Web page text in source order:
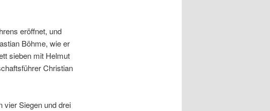
eröffnet, und
Böhme, wie er
sieben mit Helmut
Christian
vier Siegen und drei